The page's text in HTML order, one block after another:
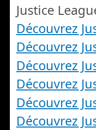
Justice
Découvrez
Découvrez
Découvrez
Découvrez
Découvrez
Découvrez